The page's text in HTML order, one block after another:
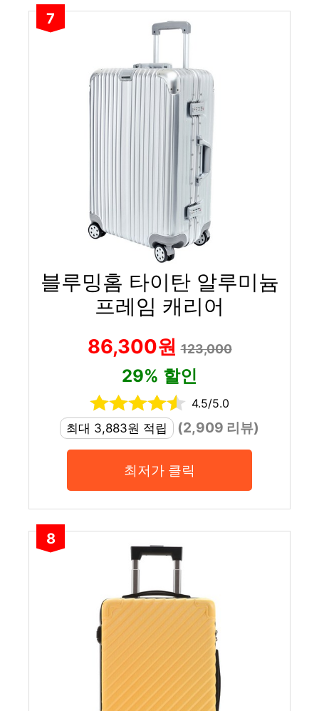
7
블루밍홈 타이탄 알루미늄
프레임 캐리어
86,300원123,000
29% 할인
4.5/5.0
최대 3,883원 적립
(2,909 리뷰)
최저가 클릭
8